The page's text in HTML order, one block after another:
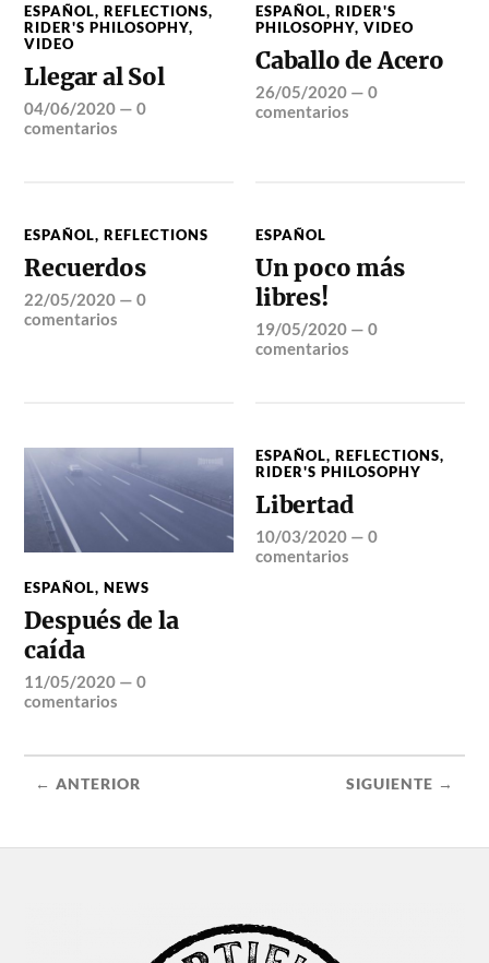
ESPAÑOL,REFLECTIONS,
RIDER'S PHILOSOPHY,
VIDEO
Llegar al Sol
04/06/2020 —0
comentarios
ESPAÑOL,RIDER'S
PHILOSOPHY,VIDEO
Caballo de Acero
26/05/2020 —0
comentarios
ESPAÑOL,REFLECTIONS
Recuerdos
22/05/2020 —0
comentarios
ESPAÑOL
Un poco más
libres!
19/05/2020 —0
comentarios
ESPAÑOL,NEWS
Después de la
caída
11/05/2020 —0
comentarios
ESPAÑOL,REFLECTIONS,
RIDER'S PHILOSOPHY
Libertad
10/03/2020 —0
comentarios
← ANTERIOR SIGUIENTE →